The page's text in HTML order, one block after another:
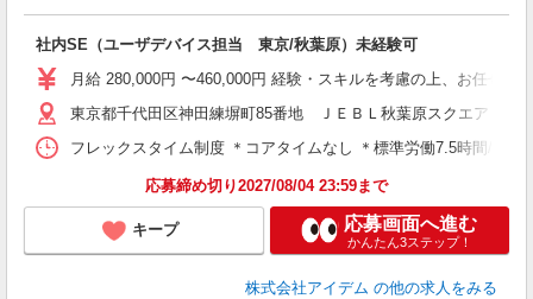
社内SE（ユーザデバイス担当 東京/秋葉原）未経験可
月給 280,000円 〜460,000円 経験・スキルを考慮の上、お任せ
東京都千代田区神田練塀町85番地 ＪＥＢＬ秋葉原スクエア
フレックスタイム制度 ＊コアタイムなし ＊標準労働7.5時間/フ
応募締め切り2027/08/04 23:59まで
キープ 応募画面へ進む
かんたん3ステップ！
株式会社アイデム の他の求人をみる